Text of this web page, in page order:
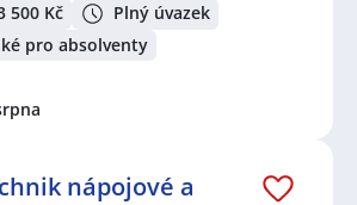
500 Kč
Plný úvazek
pro absolventy
nápojové a